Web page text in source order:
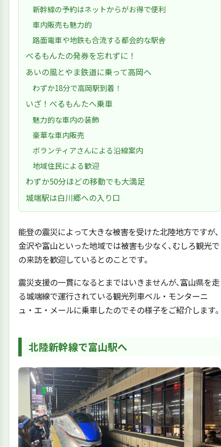
新幹線の予約はネットからがお得で便利
車内販売も魅力的
路面電車や地鉄も合流する都会的な駅舎
べるもんたの発券を忘れずに！
あいの風とやま鉄道に乗って高岡へ
わずか18分で高岡駅到着！
いざ！べるもんたへ乗車
魅力的な車内の装飾
豪華な車内販売
ボランティアさんによる沿線案内
地域住民による歓迎
わずか50分ほどの移動でも大満足
城端駅は白川郷への入り口
能登の震災によって大きな被害を受けた北陸地方ですが､
金沢や富山といった地域では被害も少なく､むしろ観光で
の来訪を歓迎しているとのことです｡
震災支援の一貫になるとまではいきませんが､富山県を走
る城端線で運行されている観光列車ベル・モンターニ
ュ・エ・メールに乗車したのでその様子をご紹介します｡
北陸新幹線で富山駅へ